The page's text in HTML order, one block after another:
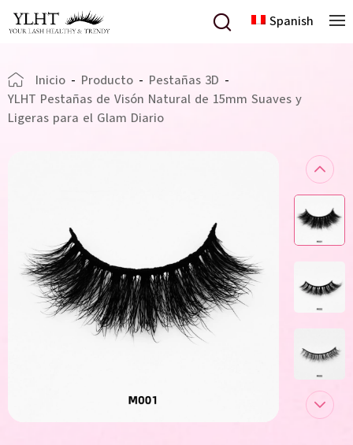
Spanish
Inicio - Producto - Pestañas 3D -
YLHT Pestañas de Visón Natural de 15mm Suaves y
Ligeras para el Glam Diario